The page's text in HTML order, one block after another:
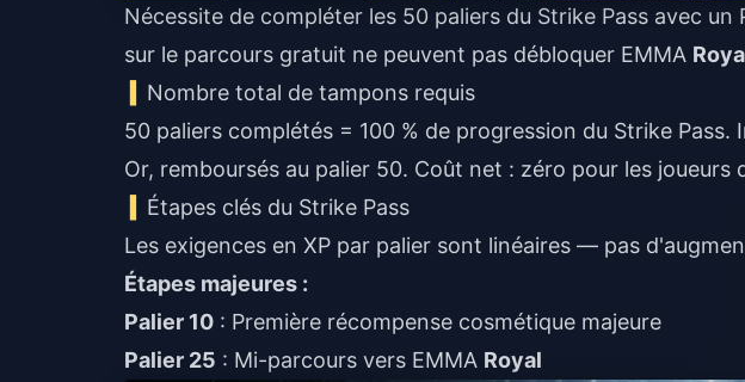
Nécessite de compléter les 50 paliers du Strike Pass avec un
sur le parcours gratuit ne peuvent pas débloquer EMMA
Nombre total de tampons requis
50 paliers complétés = 100 % de progression du Strike Pass.
Or, remboursés au palier 50. Coût net : zéro pour les joueurs
Étapes clés du Strike Pass
Les exigences en XP par palier sont linéaires — pas
Étapes majeures :
Palier 10 : Première récompense cosmétique majeure
Palier 25 : Mi-parcours vers EMMA Royal